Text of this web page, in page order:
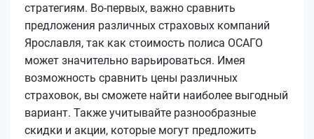
стратегиям. Во-первых, важно сравнить
предложения различных страховых компаний
Ярославля, так как стоимость полиса ОСАГО
может значительно варьироваться. Имея
возможность сравнить цены различных
страховок, вы сможете найти наиболее выгодный
вариант. Также учитывайте разнообразные
скидки и акции, которые могут предложить